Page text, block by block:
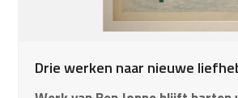
Drie werken naar nieuwe